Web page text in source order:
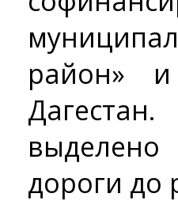
район»
дороги до